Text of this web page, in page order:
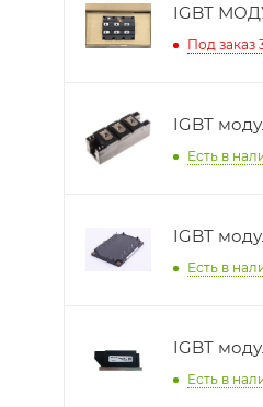
IGBT
Под заказ
IGBT
Есть в
IGBT
Есть в
IGBT
Есть в